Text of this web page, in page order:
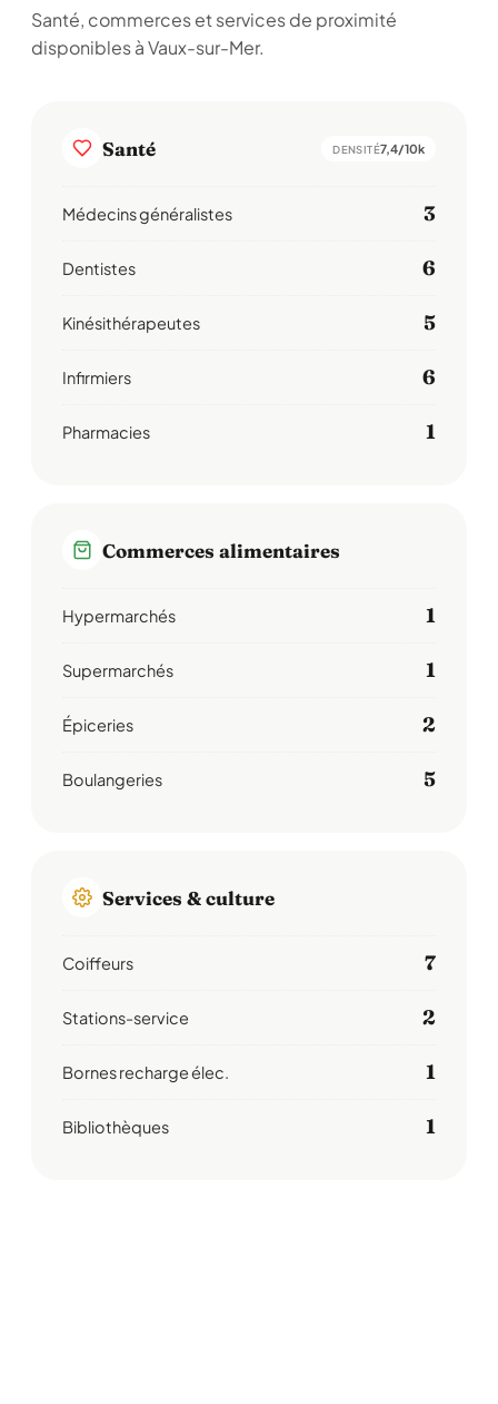
Santé, commerces et services de proximité
disponibles à Vaux-sur-Mer.
Santé DENSITÉ7,4/10k
Médecins généralistes 3
Dentistes 6
Kinésithérapeutes 5
Infirmiers 6
Pharmacies 1
Commerces alimentaires
Hypermarchés 1
Supermarchés 1
Épiceries 2
Boulangeries 5
Services & culture
Coiffeurs 7
Stations-service 2
Bornes recharge élec. 1
Bibliothèques 1